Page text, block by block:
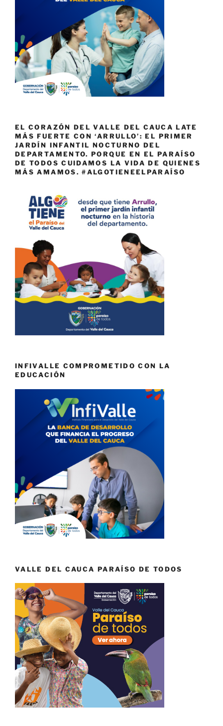
EL CORAZÓN DEL VALLE DEL CAUCA LATE
MÁS FUERTE CON ‘ARRULLO’: EL PRIMER
JARDÍN INFANTIL NOCTURNO DEL
DEPARTAMENTO. PORQUE EN EL PARAÍSO
DE TODOS CUIDAMOS LA VIDA DE QUIENES
MÁS AMAMOS. #ALGOTIENEELPARAÍSO
INFIVALLE COMPROMETIDO CON LA
EDUCACIÓN
VALLE DEL CAUCA PARAÍSO DE TODOS